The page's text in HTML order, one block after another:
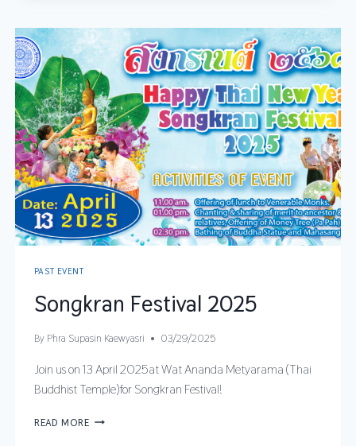
PAST EVENT
Songkran Festival 2025
By Phra Supasin Kaewyasri 03/29/2025
Join us on 13 April 2025at Wat Ananda Metyarama (Thai
Buddhist Temple)for Songkran Festival!
READ MORE